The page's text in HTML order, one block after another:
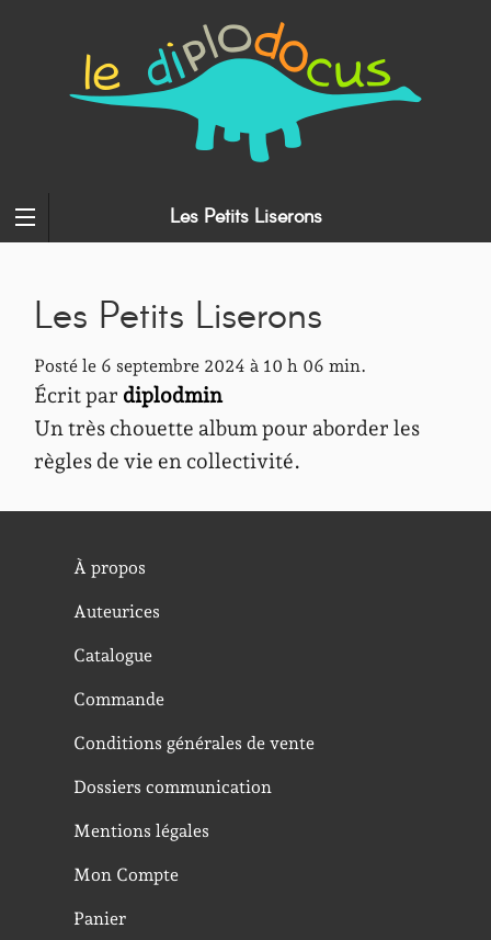
Les Petits Liserons
Les Petits Liserons
Posté le 6 septembre 2024 à 10 h 06 min.
Écrit par diplodmin
Un très chouette album pour aborder les
règles de vie en collectivité.
À propos
Auteurices
Catalogue
Commande
Conditions générales de vente
Dossiers communication
Mentions légales
Mon Compte
Panier